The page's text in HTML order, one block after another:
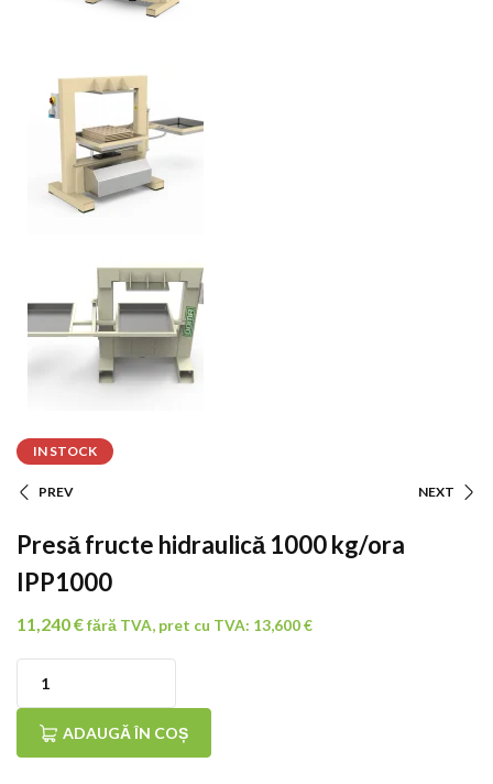
IN STOCK
În
Articole
PREV NEXT
Presă fructe hidraulică 1000 kg/ora
IPP1000
11,240€fără TVA, pret cu TVA: 13,600€
Presă ADAUGĂ ÎN COȘ